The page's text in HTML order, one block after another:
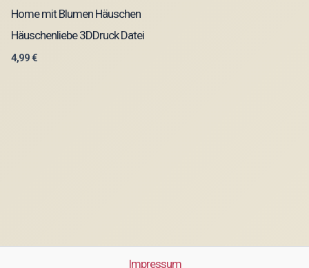
Home mit Blumen Häuschen
Häuschenliebe 3DDruck Datei
4,99€
Impressum